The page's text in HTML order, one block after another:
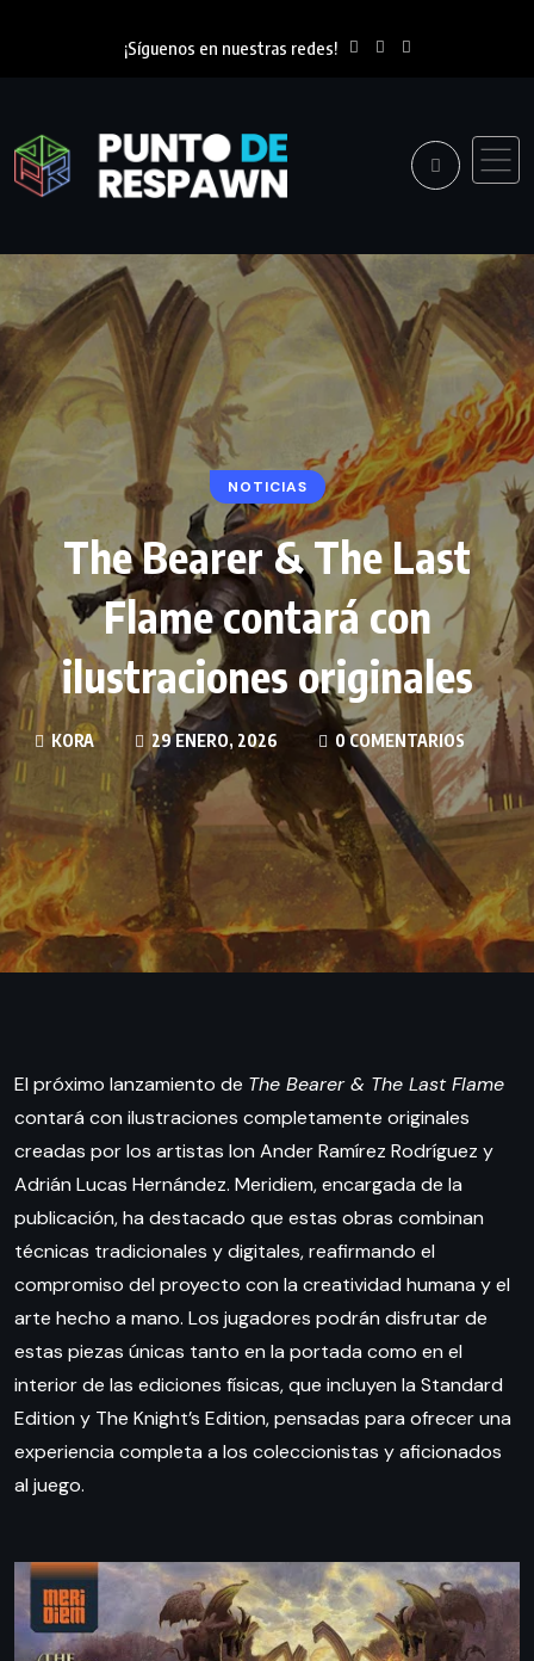
¡Síguenos en nuestras redes!
NOTICIAS
The Bearer & The Last
Flame contará con
ilustraciones originales
KORA 29 ENERO, 2026 0 COMENTARIOS
El próximo lanzamiento de The Bearer & The Last Flame
contará con ilustraciones completamente originales
creadas por los artistas Ion Ander Ramírez Rodríguez y
Adrián Lucas Hernández. Meridiem, encargada de la
publicación, ha destacado que estas obras combinan
técnicas tradicionales y digitales, reafirmando el
compromiso del proyecto con la creatividad humana y el
arte hecho a mano. Los jugadores podrán disfrutar de
estas piezas únicas tanto en la portada como en el
interior de las ediciones físicas, que incluyen la Standard
Edition y The Knight’s Edition, pensadas para ofrecer una
experiencia completa a los coleccionistas y aficionados
al juego.